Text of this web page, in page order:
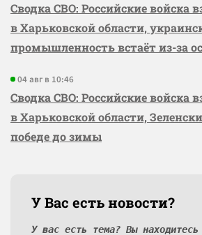
Сводка СВО: Российские войска
в Харьковской области,
промышленность встаёт из-за
04 авг в 10:46
Сводка СВО: Российские войска
в Харьковской области,
победе до зимы
У Вас есть новости?
У вас есть тема? Вы